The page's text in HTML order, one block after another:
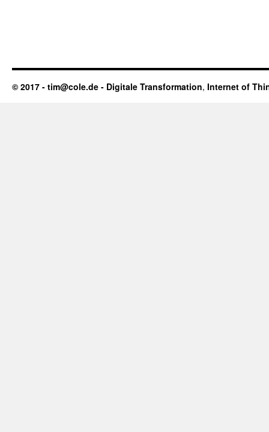
© 2017 - tim@cole.de - Digitale Transformation, Internet of